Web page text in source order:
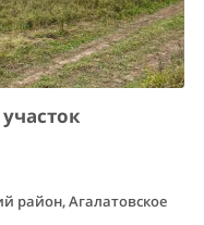
район, Агалатовское